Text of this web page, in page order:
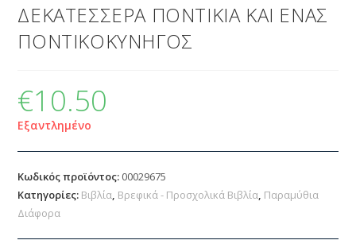
ΔΕΚΑΤΕΣΣΕΡΑ ΠΟΝΤΙΚΙΑ ΚΑΙ ΕΝΑΣ
ΠΟΝΤΙΚΟΚΥΝΗΓΟΣ
€10.50
Εξαντλημένο
Κωδικός προϊόντος: 00029675
Κατηγορίες: Βιβλία, Βρεφικά - Προσχολικά Βιβλία, Παραμύθια
Διάφορα